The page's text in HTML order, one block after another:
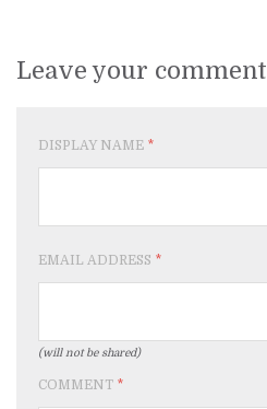
Leave your comment
DISPLAY NAME *
EMAIL ADDRESS *
(will not be shared)
COMMENT *